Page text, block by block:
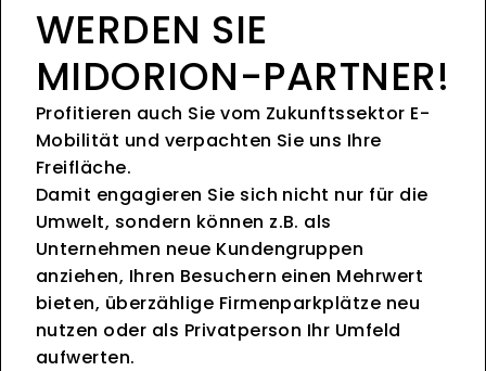
WERDEN SIE
MIDORION-PARTNER!
Profitieren auch Sie vom Zukunftssektor E-
Mobilität und verpachten Sie uns Ihre
Freifläche.
Damit engagieren Sie sich nicht nur für die
Umwelt, sondern können z.B. als
Unternehmen neue Kundengruppen
anziehen, Ihren Besuchern einen Mehrwert
bieten, überzählige Firmenparkplätze neu
nutzen oder als Privatperson Ihr Umfeld
aufwerten.